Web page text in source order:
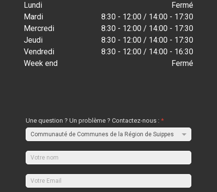
Lundi
Fermé
Mardi
8:30 - 12:00 / 14:00 - 17:30
Mercredi
8:30 - 12:00 / 14:00 - 17:30
Jeudi
8:30 - 12:00 / 14:00 - 17:30
Vendredi
8:30 - 12:00 / 14:00 - 16:30
Week end
Fermé
Une question ? Un problème ? Contactez-nous :*